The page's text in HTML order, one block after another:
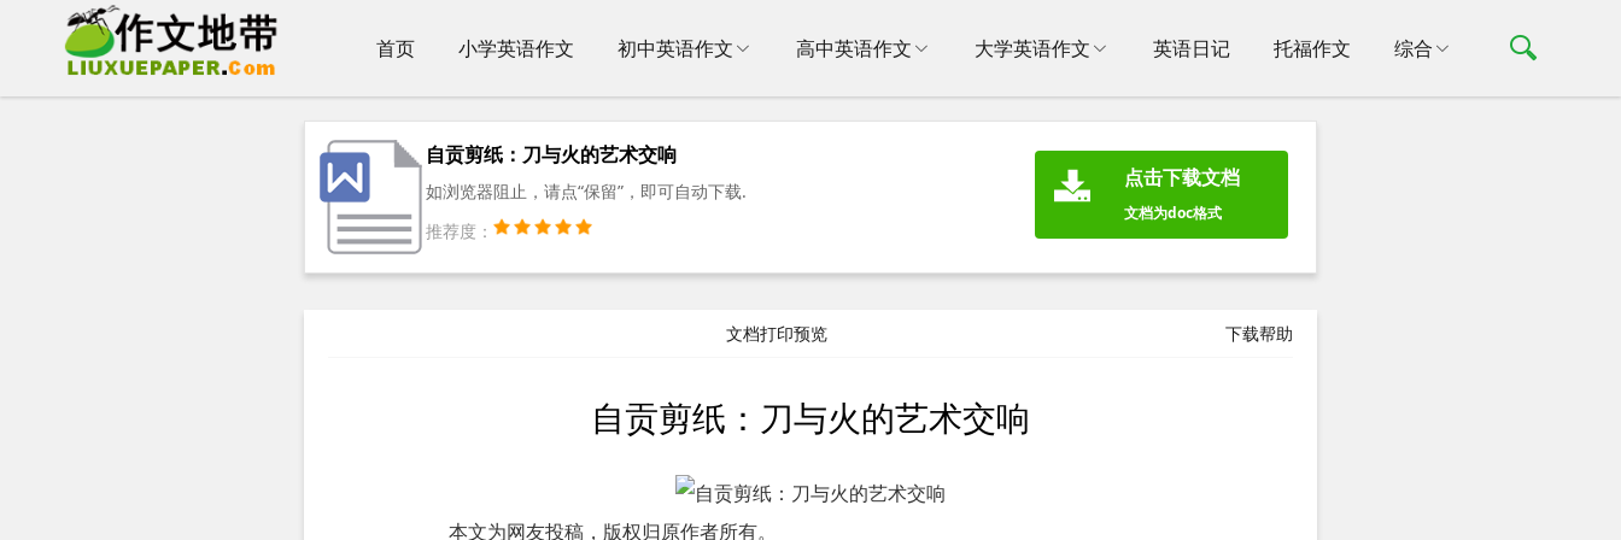
首页 小学英语作文 初中英语作文 高中英语作文 大学英语作文 英语日记 托福作文 综合
自贡剪纸：刀与火的艺术交响
如浏览器阻止，请点“保留”，即可自动下载.
推荐度：
点击下载文档
文档为doc格式
文档打印预览 下载帮助
自贡剪纸：刀与火的艺术交响
本文为网友投稿，版权归原作者所有。